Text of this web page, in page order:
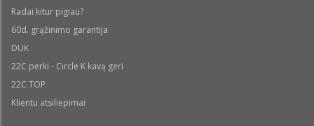
Radai kitur pigiau?
60d. grąžinimo garantija
DUK
22C perki - Circle K kavą geri
22C TOP
Klientu atsiliepimai